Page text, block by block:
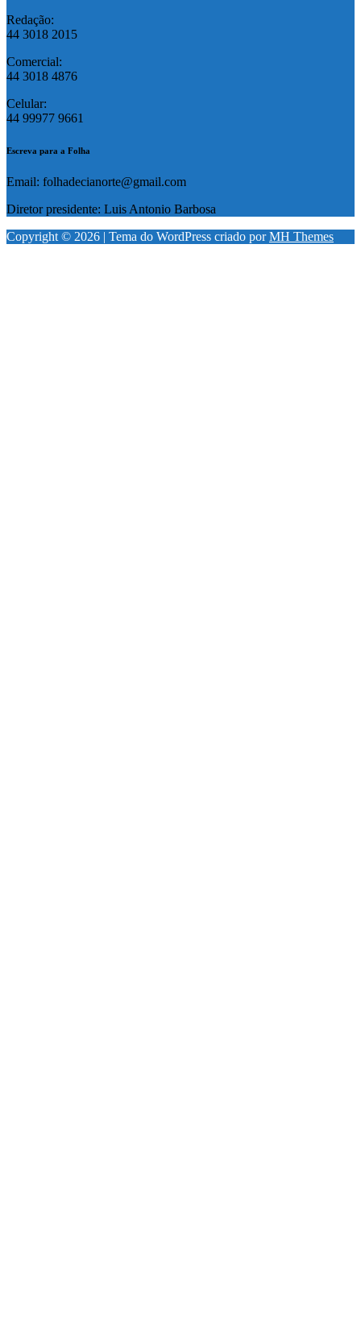
Redação:
44 3018 2015
Comercial:
44 3018 4876
Celular:
44 99977 9661
Escreva para a Folha
Email: folhadecianorte@gmail.com
Diretor presidente: Luis Antonio Barbosa
Copyright © 2026 | Tema do WordPress criado porMH Themes